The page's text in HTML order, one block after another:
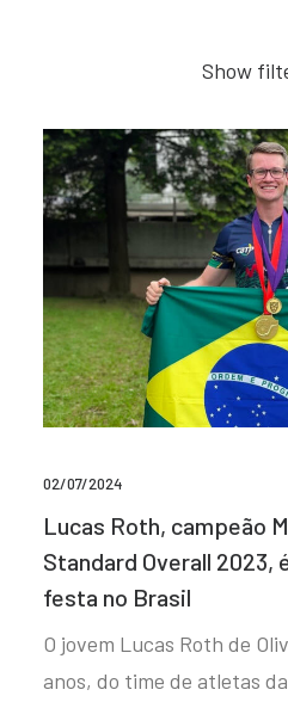
Show
02/07/2024
Lucas Roth, campeão
Standard Overall 2023,
festa no Brasil
O jovem Lucas Roth de
anos, do time de atletas